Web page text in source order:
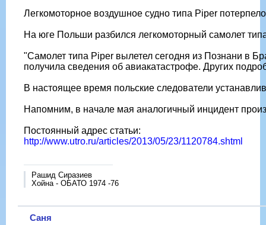
Легкомоторное воздушное судно типа Piper
На юге Польши разбился легкомоторный самолет
"Самолет типа Piper вылетел сегодня из Познани в
получила сведения об авиакатастрофе. Других
В настоящее время польские следователи
Напомним, в начале мая аналогичный инцидент
Постоянный адрес статьи:
http://www.utro.ru/articles/2013/05/23/1120784.shtml
Рашид Сиразиев
Хойна - ОБАТО 1974 -76
Саня